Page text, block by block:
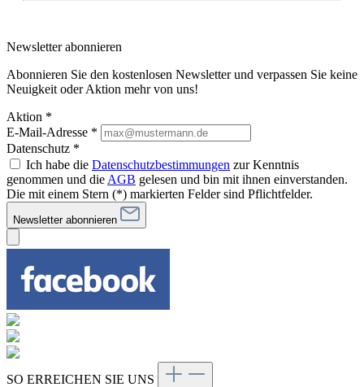
Newsletter abonnieren
Abonnieren Sie den kostenlosen Newsletter und verpassen Sie keine
Neuigkeit oder Aktion mehr von uns!
Aktion *
E-Mail-Adresse *
Datenschutz *
Ich habe die Datenschutzbestimmungen zur Kenntnis
genommen und die AGB gelesen und bin mit ihnen einverstanden.
Die mit einem Stern (*) markierten Felder sind Pflichtfelder.
Newsletter abonnieren
SO ERREICHEN SIE UNS